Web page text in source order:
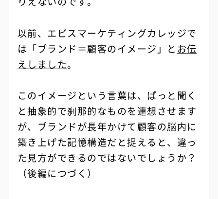
以前、エビスマーケティングカレッジで
は「ブランド＝顧客のイメージ」と お伝
えしました。
このイメージという言葉は、ぱっと聞く
と抽象的で刹那的なものを連想させます
が、ブランドが長年かけて顧客の脳内に
築き上げた記憶構造だと捉えると、違っ
た見方ができるのではないでしょうか？
（後編につづく）